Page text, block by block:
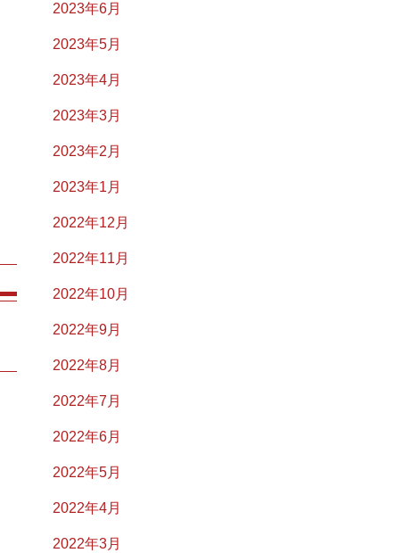
2023年6月
2023年5月
2023年4月
2023年3月
2023年2月
2023年1月
2022年12月
2022年11月
2022年10月
2022年9月
2022年8月
2022年7月
2022年6月
2022年5月
2022年4月
2022年3月